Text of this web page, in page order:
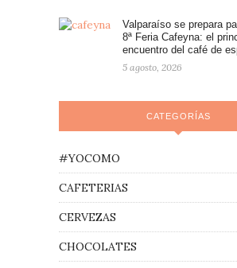
Valparaíso se prepara
8ª Feria Cafeyna: el
encuentro del café de
5 agosto, 2026
CATEGORÍAS
#YOCOMO
CAFETERIAS
CERVEZAS
CHOCOLATES